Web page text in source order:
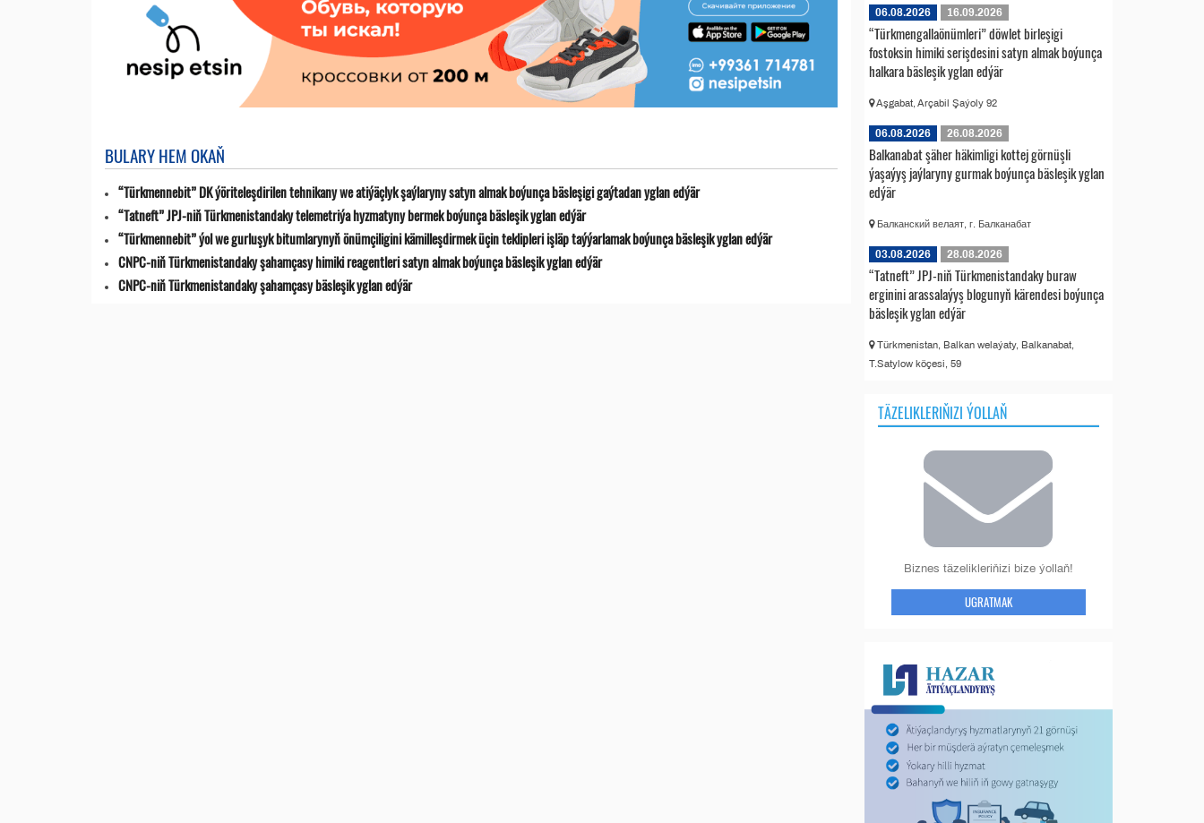
BULARY HEM OKAŇ
“Türkmennebit” DK ýöriteleşdirilen tehnikany we atiýäçlyk şaýlaryny satyn almak boýunça bäsleşigi gaýtadan yglan edýär
“Tatneft” JPJ-niň Türkmenistandaky telemetriýa hyzmatyny bermek boýunça bäsleşik yglan edýär
“Türkmennebit” ýol we gurluşyk bitumlarynyň önümçiligini kämilleşdirmek üçin teklipleri işläp taýýarlamak boýunça bäsleşik yglan edýär
CNPC-niň Türkmenistandaky şahamçasy himiki reagentleri satyn almak boýunça bäsleşik yglan edýär
CNPC-niň Türkmenistandaky şahamçasy bäsleşik yglan edýär
06.08.2026 16.09.2026
“Türkmengallaönümleri” döwlet birleşigi
fostoksin himiki serişdesini satyn almak boýunça
halkara bäsleşik yglan edýär
Aşgabat, Arçabil Şaýoly 92
06.08.2026 26.08.2026
Balkanabat şäher häkimligi kottej görnüşli
ýaşaýyş jaýlaryny gurmak boýunça bäsleşik yglan
edýär
Балканский велаят, г. Балканабат
03.08.2026 28.08.2026
“Tatneft” JPJ-niň Türkmenistandaky buraw
erginini arassalaýyş blogunyň kärendesi boýunça
bäsleşik yglan edýär
Türkmenistan, Balkan welaýaty, Balkanabat,
T.Satylow köçesi, 59
TÄZELIKLERIŇIZI ÝOLLAŇ
Biznes täzelikleriňizi bize ýollaň!
UGRATMAK